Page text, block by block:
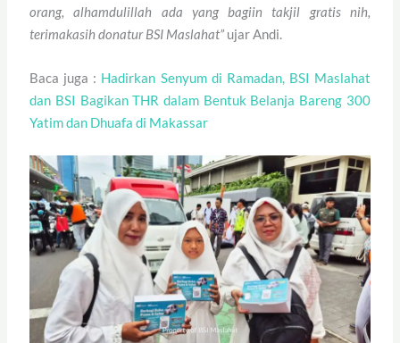
orang, alhamdulillah ada yang bagiin takjil gratis nih,
terimakasih donatur BSI Maslahat” ujar Andi.
Baca juga : Hadirkan Senyum di Ramadan, BSI Maslahat
dan BSI Bagikan THR dalam Bentuk Belanja Bareng 300
Yatim dan Dhuafa di Makassar